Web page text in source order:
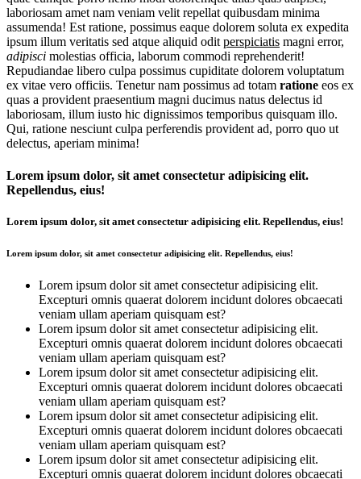
laboriosam amet nam veniam velit repellat quibusdam minima
assumenda! Est ratione, possimus eaque dolorem soluta ex expedita
ipsum illum veritatis sed atque aliquid odit perspiciatis magni error,
adipisci molestias officia, laborum commodi reprehenderit!
Repudiandae libero culpa possimus cupiditate dolorem voluptatum
ex vitae vero officiis. Tenetur nam possimus ad totam ratione eos ex
quas a provident praesentium magni ducimus natus delectus id
laboriosam, illum iusto hic dignissimos temporibus quisquam illo.
Qui, ratione nesciunt culpa perferendis provident ad, porro quo ut
delectus, aperiam minima!
Lorem ipsum dolor, sit amet consectetur adipisicing elit.
Repellendus, eius!
Lorem ipsum dolor, sit amet consectetur adipisicing elit. Repellendus, eius!
Lorem ipsum dolor, sit amet consectetur adipisicing elit. Repellendus, eius!
Lorem ipsum dolor sit amet consectetur adipisicing elit.
Excepturi omnis quaerat dolorem incidunt dolores obcaecati
veniam ullam aperiam quisquam est?
Lorem ipsum dolor sit amet consectetur adipisicing elit.
Excepturi omnis quaerat dolorem incidunt dolores obcaecati
veniam ullam aperiam quisquam est?
Lorem ipsum dolor sit amet consectetur adipisicing elit.
Excepturi omnis quaerat dolorem incidunt dolores obcaecati
veniam ullam aperiam quisquam est?
Lorem ipsum dolor sit amet consectetur adipisicing elit.
Excepturi omnis quaerat dolorem incidunt dolores obcaecati
veniam ullam aperiam quisquam est?
Lorem ipsum dolor sit amet consectetur adipisicing elit.
Excepturi omnis quaerat dolorem incidunt dolores obcaecati